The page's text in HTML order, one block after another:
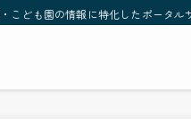
こども園の情報に特化したポータル